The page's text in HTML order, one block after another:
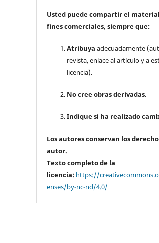
Usted puede compartir el
fines comerciales, siempre que:
Atribuya adecuadamente
revista, enlace al artículo y a
licencia).
No cree obras derivadas.
Indique si ha realizado
Los autores conservan los
autor.
Texto completo de la
licencia: https://
enses/by-nc-nd/4.0/